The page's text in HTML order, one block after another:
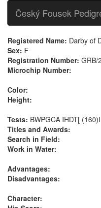
Český Fousek
Registered Name: Darby of
Sex: F
Registration Number: GRB/
Microchip Number:
Color:
Height:
Tests: BWPGCA IHDT[
Titles and Awards:
Search in Field:
Work in Water:
Advantages:
Disadvantages:
Character: